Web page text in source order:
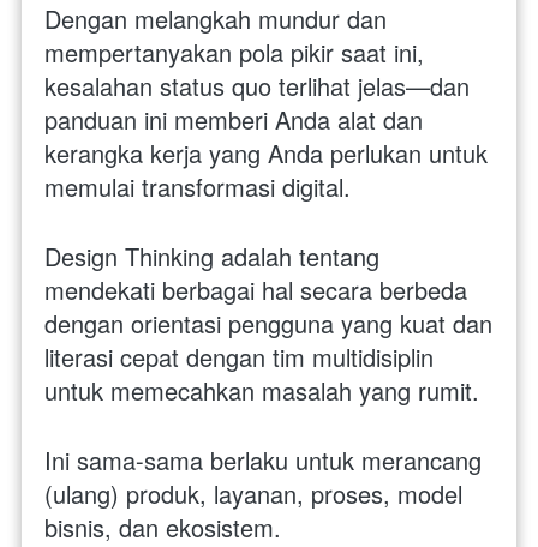
Dengan melangkah mundur dan
mempertanyakan pola pikir saat ini,
kesalahan status quo terlihat jelas—dan
panduan ini memberi Anda alat dan
kerangka kerja yang Anda perlukan untuk
memulai transformasi digital.
Design Thinking adalah tentang
mendekati berbagai hal secara berbeda
dengan orientasi pengguna yang kuat dan
literasi cepat dengan tim multidisiplin
untuk memecahkan masalah yang rumit.
Ini sama-sama berlaku untuk merancang
(ulang) produk, layanan, proses, model
bisnis, dan ekosistem.